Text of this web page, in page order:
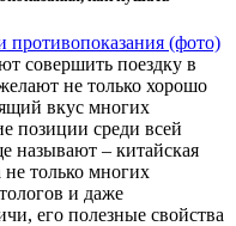
совершить поездку в
не только хорошо
вкус многих
позиции среди всей
называют – китайская
только многих
и даже
его полезные свойства